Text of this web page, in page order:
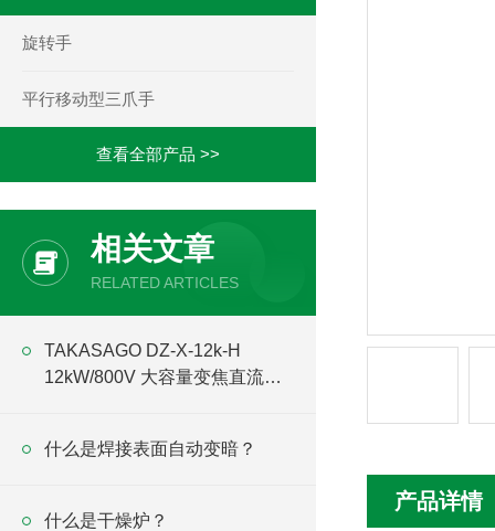
产品详情
旋转手
平行移动型三爪手
查看全部产品 >>
相关文章
RELATED ARTICLES
TAKASAGO DZ-X-12k-H
12kW/800V 大容量变焦直流稳
什么是焊接表面自动变暗？
什么是干燥炉？